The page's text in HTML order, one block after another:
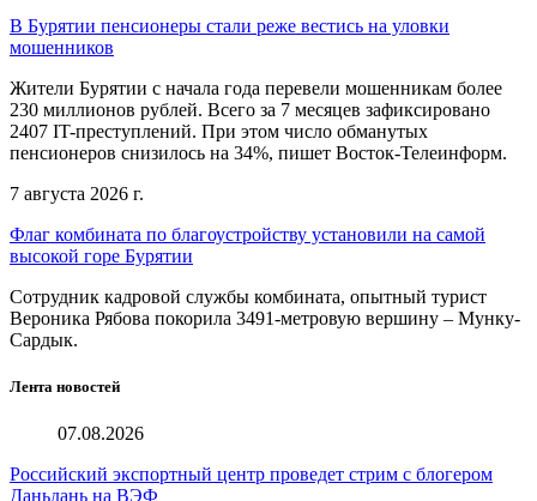
В Бурятии пенсионеры стали реже вестись на уловки
мошенников
Жители Бурятии с начала года перевели мошенникам более
230 миллионов рублей. Всего за 7 месяцев зафиксировано
2407 IT-преступлений. При этом число обманутых
пенсионеров снизилось на 34%, пишет Восток-Телеинформ.
7 августа 2026 г.
Флаг комбината по благоустройству установили на самой
высокой горе Бурятии
Сотрудник кадровой службы комбината, опытный турист
Вероника Рябова покорила 3491-метровую вершину – Мунку-
Сардык.
Лента новостей
07.08.2026
Российский экспортный центр проведет стрим с блогером
Даньдань на ВЭФ